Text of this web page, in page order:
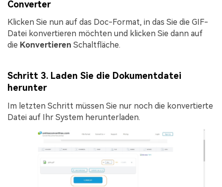
Converter
Klicken Sie nun auf das Doc-Format, in das Sie die GIF-
Datei konvertieren möchten und klicken Sie dann auf
die Konvertieren Schaltfläche.
Schritt 3. Laden Sie die Dokumentdatei
herunter
Im letzten Schritt müssen Sie nur noch die konvertierte
Datei auf Ihr System herunterladen.